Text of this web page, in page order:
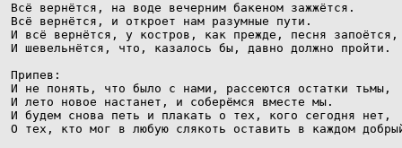
Всё вернётся, на воде вечерним бакеном зажжётся.
Всё вернётся, и откроет нам разумные пути.
И всё вернётся, у костров, как прежде, песня
И шевельнётся, что, казалось бы, давно должно пройти.
Припев:
И не понять, что было с нами, рассеются остатки тьмы,
И лето новое настанет, и соберёмся вместе мы.
И будем снова петь и плакать о тех, кого сегодня нет,
О тех, кто мог в любую слякоть оставить в каждом